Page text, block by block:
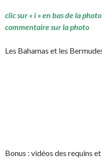
clic sur « i » en bas de la
commentaire sur la photo
Les Bahamas et les
Bonus : vidéos des requins et